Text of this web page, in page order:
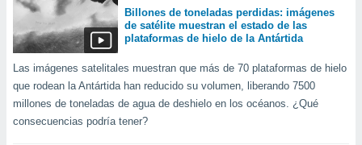
o acceder
perfiles
utilizar
Billones de toneladas perdidas: imágenes
de satélite muestran el estado de las
plataformas de hielo de la Antártida
Las imágenes satelitales muestran que más de 70 plataformas de hielo
que rodean la Antártida han reducido su volumen, liberando 7500
millones de toneladas de agua de deshielo en los océanos. ¿Qué
consecuencias podría tener?